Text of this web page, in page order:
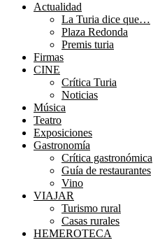
Actualidad
La Turia dice que…
Plaza Redonda
Premis turia
Firmas
CINE
Crítica Turia
Noticias
Música
Teatro
Exposiciones
Gastronomía
Crítica gastronómica
Guía de restaurantes
Vino
VIAJAR
Turismo rural
Casas rurales
HEMEROTECA